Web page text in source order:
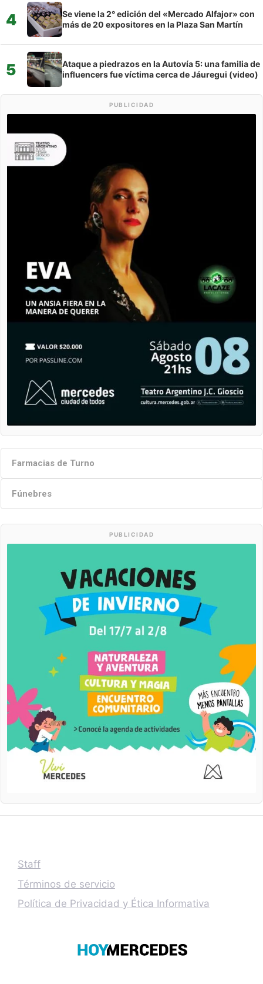
4
Se viene la 2° edición del «Mercado Alfajor» con
más de 20 expositores en la Plaza San Martín
5
Ataque a piedrazos en la Autovía 5: una familia de
influencers fue víctima cerca de Jáuregui (video)
PUBLICIDAD
Farmacias de Turno
Fúnebres
PUBLICIDAD
Staff
Términos de servicio
Política de Privacidad y Ética Informativa